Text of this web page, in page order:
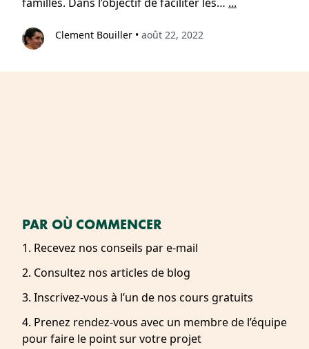
Clement Bouiller • août 22, 2022
PAR OÙ COMMENCER
1. Recevez nos conseils par e-mail
2. Consultez nos articles de blog
3. Inscrivez-vous à l’un de nos cours gratuits
4. Prenez rendez-vous avec un membre de l’équipe
pour faire le point sur votre projet